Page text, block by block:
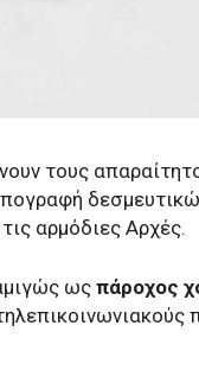
τους
αρμόδιες Αρχές.
ως πάροχος